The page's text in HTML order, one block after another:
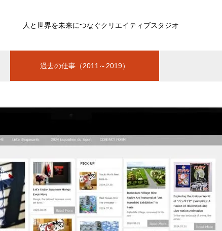
人と世界を未来につなぐクリエイティブスタジオ
過去の仕事（2011～2019）